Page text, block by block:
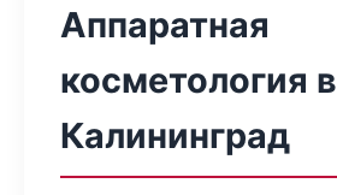
Аппаратная
косметология в
Калининград